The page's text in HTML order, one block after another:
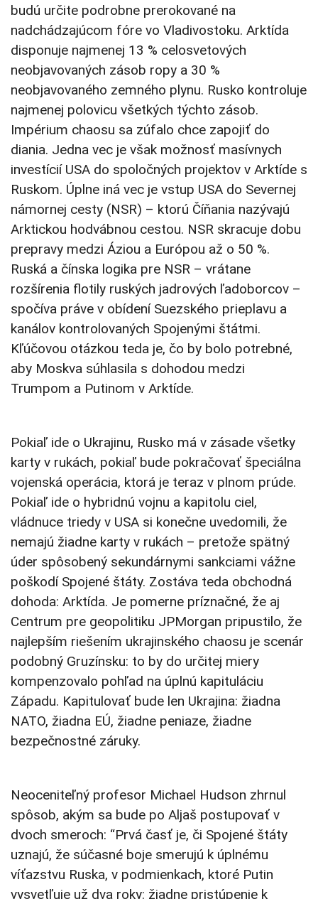
budú určite podrobne prerokované na
nadchádzajúcom fóre vo Vladivostoku. Arktída
disponuje najmenej 13 % celosvetových
neobjavovaných zásob ropy a 30 %
neobjavovaného zemného plynu. Rusko kontroluje
najmenej polovicu všetkých týchto zásob.
Impérium chaosu sa zúfalo chce zapojiť do
diania. Jedna vec je však možnosť masívnych
investícií USA do spoločných projektov v Arktíde s
Ruskom. Úplne iná vec je vstup USA do Severnej
námornej cesty (NSR) – ktorú Číňania nazývajú
Arktickou hodvábnou cestou. NSR skracuje dobu
prepravy medzi Áziou a Európou až o 50 %.
Ruská a čínska logika pre NSR – vrátane
rozšírenia flotily ruských jadrových ľadoborcov –
spočíva práve v obídení Suezského prieplavu a
kanálov kontrolovaných Spojenými štátmi.
Kľúčovou otázkou teda je, čo by bolo potrebné,
aby Moskva súhlasila s dohodou medzi
Trumpom a Putinom v Arktíde.
Pokiaľ ide o Ukrajinu, Rusko má v zásade všetky
karty v rukách, pokiaľ bude pokračovať špeciálna
vojenská operácia, ktorá je teraz v plnom prúde.
Pokiaľ ide o hybridnú vojnu a kapitolu ciel,
vládnuce triedy v USA si konečne uvedomili, že
nemajú žiadne karty v rukách – pretože spätný
úder spôsobený sekundárnymi sankciami vážne
poškodí Spojené štáty. Zostáva teda obchodná
dohoda: Arktída. Je pomerne príznačné, že aj
Centrum pre geopolitiku JPMorgan pripustilo, že
najlepším riešením ukrajinského chaosu je scenár
podobný Gruzínsku: to by do určitej miery
kompenzovalo pohľad na úplnú kapituláciu
Západu. Kapitulovať bude len Ukrajina: žiadna
NATO, žiadna EÚ, žiadne peniaze, žiadne
bezpečnostné záruky.
Neoceniteľný profesor Michael Hudson zhrnul
spôsob, akým sa bude po Aljaš postupovať v
dvoch smeroch: “Prvá časť je, či Spojené štáty
uznajú, že súčasné boje smerujú k úplnému
víťazstvu Ruska, v podmienkach, ktoré Putin
vysvetľuje už dva roky: žiadne pristúpenie k